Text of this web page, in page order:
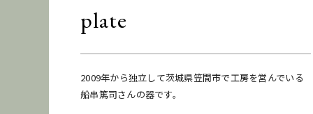
plate
2009年から独立して茨城県笠間市で工房を営んでいる
船串篤司さんの器です。